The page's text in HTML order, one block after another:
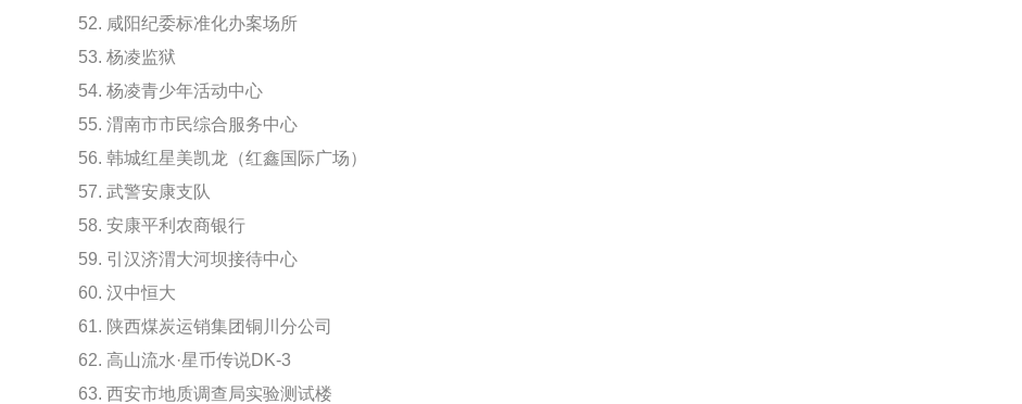
52. 咸阳纪委标准化办案场所
53. 杨凌监狱
54. 杨凌青少年活动中心
55. 渭南市市民综合服务中心
56. 韩城红星美凯龙（红鑫国际广场）
57. 武警安康支队
58. 安康平利农商银行
59. 引汉济渭大河坝接待中心
60. 汉中恒大
61. 陕西煤炭运销集团铜川分公司
62. 高山流水·星币传说DK-3
63. 西安市地质调查局实验测试楼